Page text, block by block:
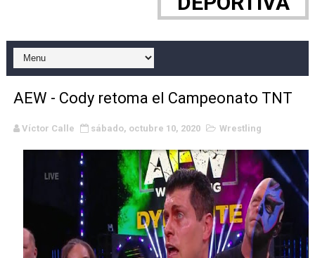
WWE NXT - Myles Borne y Tavion Heights ponen fin
Canadian Football League 2026 - Week 10
EFA y AFLE 2026 - Regular season
Campeonato de Europa de remo 2026 (Varese, Italia)
Mundial de lacrosse femenino 2026 (Tokio, Japón) -
Máxima celebración en el último Impact! con Jason
AEW - Cody retoma el Campeonato TNT
Víctor Calle sábado, octubre 10, 2020 Wrestling